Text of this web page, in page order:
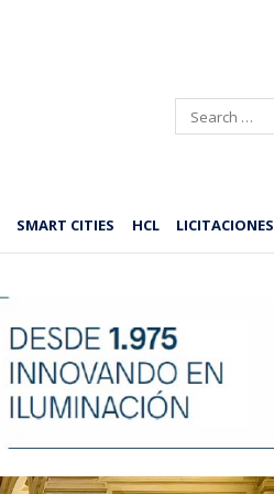
Search
SMART CITIES HCL LICITACIONES